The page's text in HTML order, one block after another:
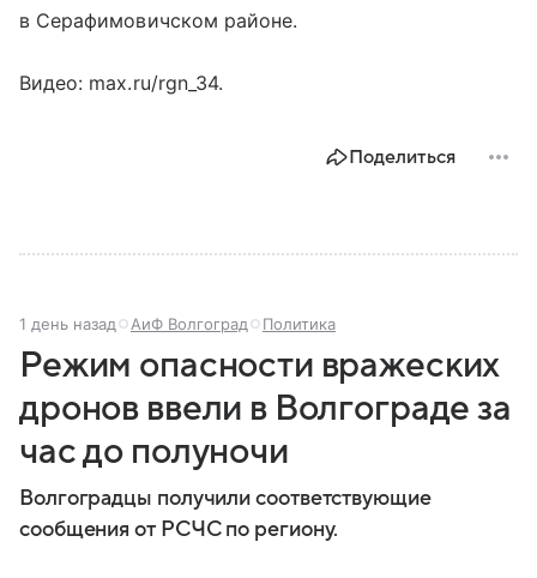
в Серафимовичском районе.
Видео: max.ru/rgn_34.
Поделиться
1 день назад АиФ Волгоград Политика
Режим опасности вражеских
дронов ввели в Волгограде за
час до полуночи
Волгоградцы получили соответствующие
сообщения от РСЧС по региону.